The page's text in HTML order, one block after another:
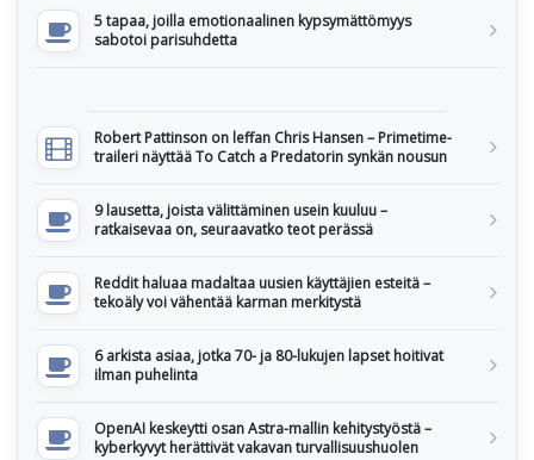
5 tapaa, joilla emotionaalinen kypsymättömyys
sabotoi parisuhdetta
Robert Pattinson on leffan Chris Hansen – Primetime-
traileri näyttää To Catch a Predatorin synkän nousun
9 lausetta, joista välittäminen usein kuuluu –
ratkaisevaa on, seuraavatko teot perässä
Reddit haluaa madaltaa uusien käyttäjien esteitä –
tekoäly voi vähentää karman merkitystä
6 arkista asiaa, jotka 70- ja 80-lukujen lapset hoitivat
ilman puhelinta
OpenAI keskeytti osan Astra-mallin kehitystyöstä –
kyberkyvyt herättivät vakavan turvallisuushuolen